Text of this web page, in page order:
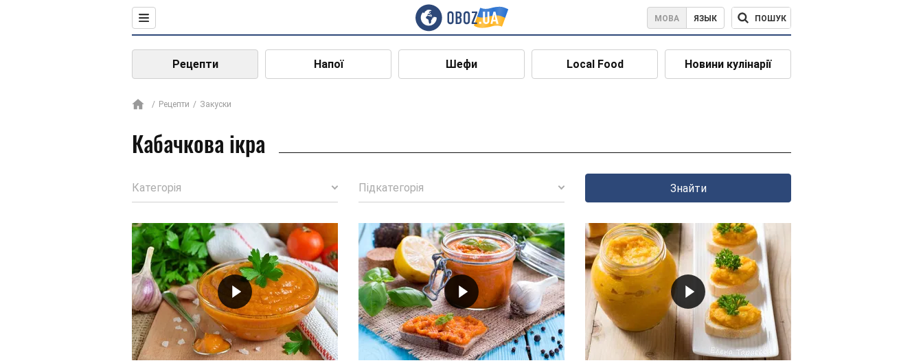
МОВА ЯЗЫК ПОШУК
Рецепти Напої Шефи Local Food Новини кулінарії
Рецепти Закуски
Кабачкова ікра
Категорія Підкатегорія Знайти